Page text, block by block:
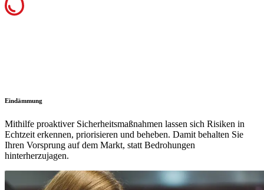
Eindämmung
Mithilfe proaktiver Sicherheitsmaßnahmen lassen sich Risiken in
Echtzeit erkennen, priorisieren und beheben. Damit behalten Sie
Ihren Vorsprung auf dem Markt, statt Bedrohungen
hinterherzujagen.